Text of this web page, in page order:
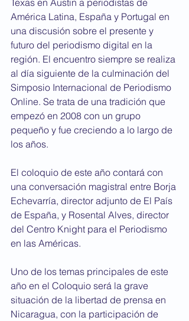
Texas en Austin a periodistas de
América Latina, España y Portugal en
una discusión sobre el presente y
futuro del periodismo digital en la
región. El encuentro siempre se realiza
al día siguiente de la culminación del
Simposio Internacional de Periodismo
Online. Se trata de una tradición que
empezó en 2008 con un grupo
pequeño y fue creciendo a lo largo de
los años.
El coloquio de este año contará con
una conversación magistral entre Borja
Echevarría, director adjunto de El País
de España, y Rosental Alves, director
del Centro Knight para el Periodismo
en las Américas.
Uno de los temas principales de este
año en el Coloquio será la grave
situación de la libertad de prensa en
Nicaragua, con la participación de